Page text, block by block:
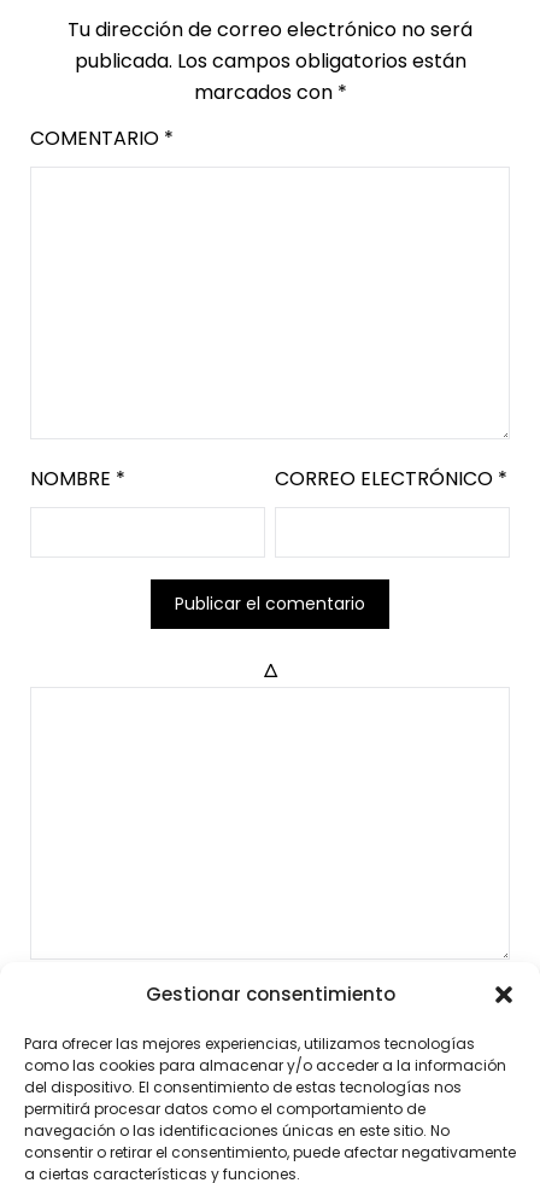
Tu dirección de correo electrónico no será
publicada. Los campos obligatorios están
marcados con *
COMENTARIO *
NOMBRE * CORREO ELECTRÓNICO *
Δ
Gestionar consentimiento
Para ofrecer las mejores experiencias, utilizamos tecnologías
como las cookies para almacenar y/o acceder a la información
del dispositivo. El consentimiento de estas tecnologías nos
permitirá procesar datos como el comportamiento de
navegación o las identificaciones únicas en este sitio. No
consentir o retirar el consentimiento, puede afectar negativamente
a ciertas características y funciones.